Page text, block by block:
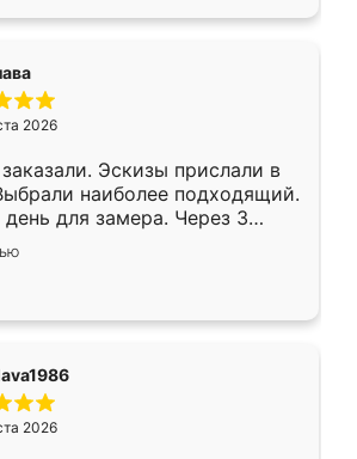
2026
Эскизы прислали в
наиболее подходящий.
день для замера. Через 3
была уже готова. Остались
Спасибо Ренессанс
работу!
2026